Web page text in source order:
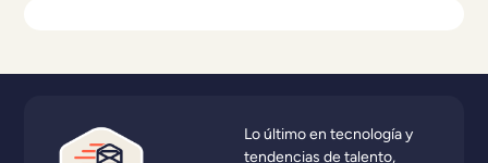
Lo último en tecnología y
tendencias de talento,